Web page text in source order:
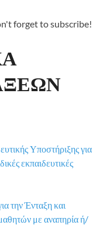
forget to subscribe!
Υποστήριξης για
εκπαιδευτικές
την Ένταξη και
με αναπηρία ή/